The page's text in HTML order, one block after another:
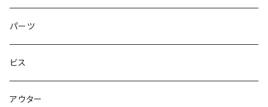
トップス
スエット
ソックス
ゴツいシューズ最高！
Small Shoes
7.7インチ
7.8インチ
7.9インチ
パーツ
ビス
アウター